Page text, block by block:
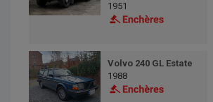
1951
Volvo 240 GL Estate
1988